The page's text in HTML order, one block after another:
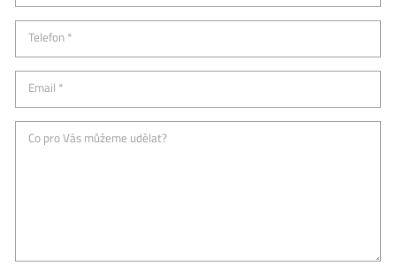
Telefon *
Email *
Co pro Vás můžeme udělat?